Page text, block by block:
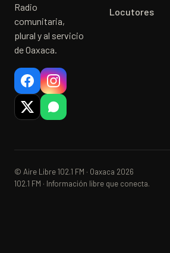
Radio
comunitaria,
plural y al servicio
de Oaxaca.
Locutores
© Aire Libre 102.1 FM · Oaxaca 2026
102.1 FM · Información libre que conecta.